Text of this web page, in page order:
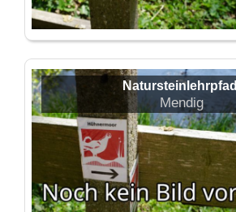
Natursteinlehrpfad
Mendig